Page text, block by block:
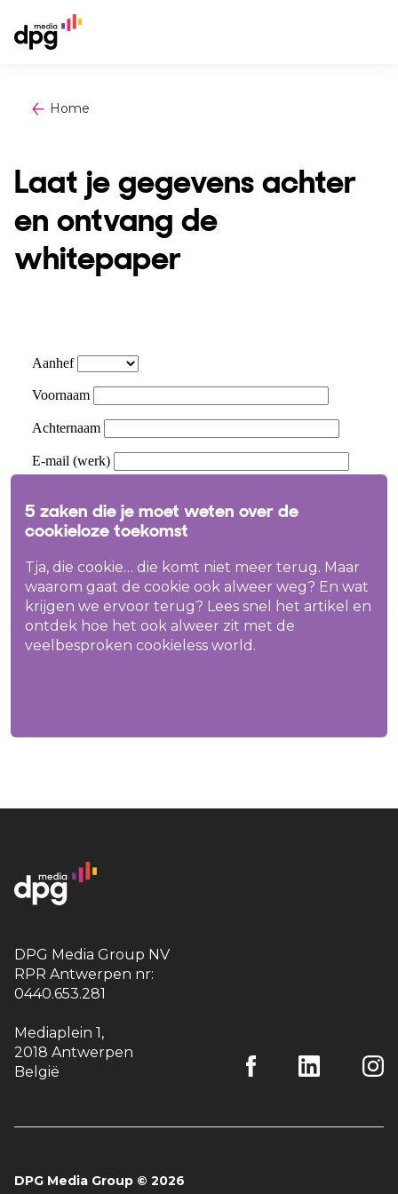
Home
Laat je gegevens achter
en ontvang de
whitepaper
5 zaken die je moet weten over de
cookieloze toekomst
Tja, die cookie… die komt niet meer terug. Maar
waarom gaat de cookie ook alweer weg? En wat
krijgen we ervoor terug? Lees snel het artikel en
ontdek hoe het ook alweer zit met de
veelbesproken cookieless world.
DPG Media Group NV
RPR Antwerpen nr:
0440.653.281
Mediaplein 1,
2018 Antwerpen
België
DPG Media Group © 2026